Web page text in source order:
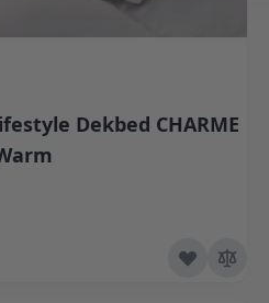
Dekbed CHARME